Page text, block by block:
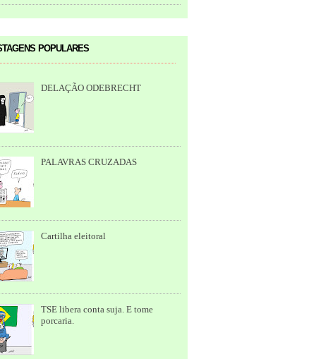
populares
DELAÇÃO ODEBRECHT
PALAVRAS CRUZADAS
Cartilha eleitoral
TSE libera conta suja. E tome
porcaria.